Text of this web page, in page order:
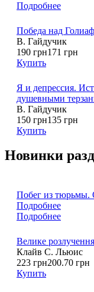
Подробнее
Победа над
В. Гайдучик
190 грн171 грн
Купить
Я и депрессия.
душевными
В. Гайдучик
150 грн135 грн
Купить
Новинки
Побег из тюрьмы.
Подробнее
Подробнее
Велике розлучення
Клайв С. Льюис
223 грн200.70 грн
Купить